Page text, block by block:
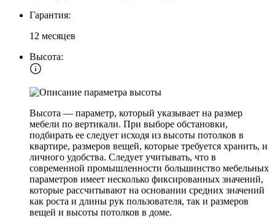
Гарантия:
12 месяцев
Высота:
Высота — параметр, который указывает на размер
мебели по вертикали. При выборе обстановки,
подбирать ее следует исходя из высоты потолков в
квартире, размеров вещей, которые требуется хранить, и
личного удобства. Следует учитывать, что в
современной промышленности большинство мебельных
параметров имеет несколько фиксированных значений,
которые рассчитывают на основании средних значений
как роста и длины рук пользователя, так и размеров
вещей и высоты потолков в доме.